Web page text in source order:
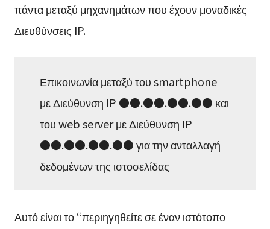
πάντα μεταξύ μηχανημάτων που έχουν μοναδικές
Διευθύνσεις IP.
Επικοινωνία μεταξύ του smartphone
με Διεύθυνση IP ●●.●●.●●.●● και
του web server με Διεύθυνση IP
●●.●●.●●.●● για την ανταλλαγή
δεδομένων της ιστοσελίδας
Αυτό είναι το “περιηγηθείτε σε έναν ιστότοπο